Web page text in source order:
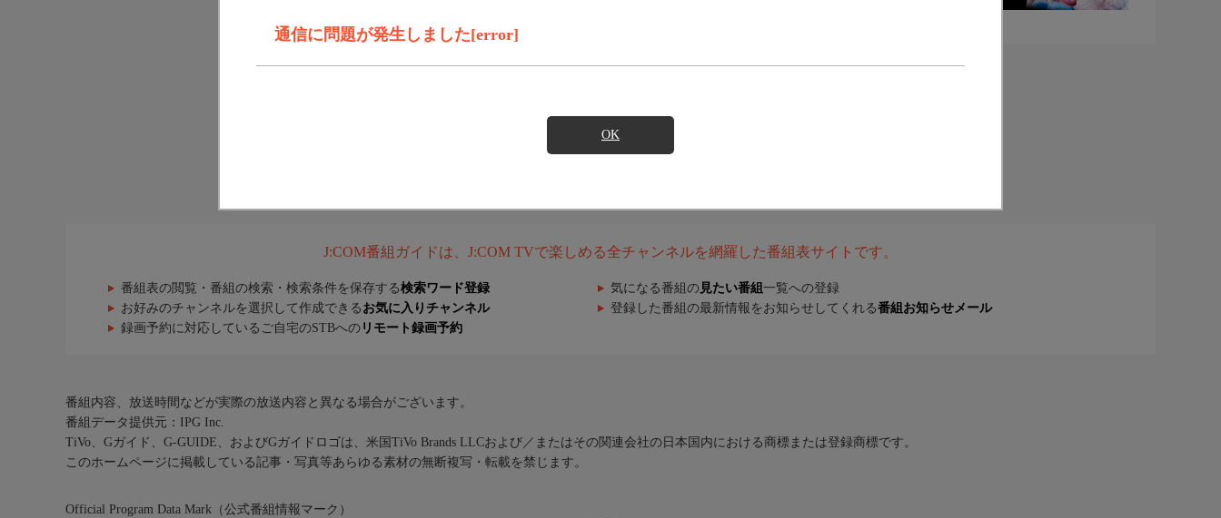
通信に問題が発生しました[error]
OK
J:COM番組ガイドは、J:COM TVで楽しめる全チャンネルを網羅した番組表サイトです。
番組表の閲覧・番組の検索・検索条件を保存する検索ワード登録 気になる番組の 見たい番組 一覧への登録
お好みのチャンネルを選択して作成できる お気に入りチャンネル 登録した番組の最新情報をお知らせしてくれる番組お知らせメール
録画予約に対応しているご自宅のSTBへの リモート録画予約
番組内容、放送時間などが実際の放送内容と異なる場合がございます。
番組データ提供元：IPG Inc.
TiVo、Gガイド、G-GUIDE、およびGガイドロゴは、米国TiVo Brands LLCおよび／またはその関連会社の日本国内における商標または登録商標です。
このホームページに掲載している記事・写真等あらゆる素材の無断複写・転載を禁じます。
Official Program Data Mark（公式番組情報マーク）